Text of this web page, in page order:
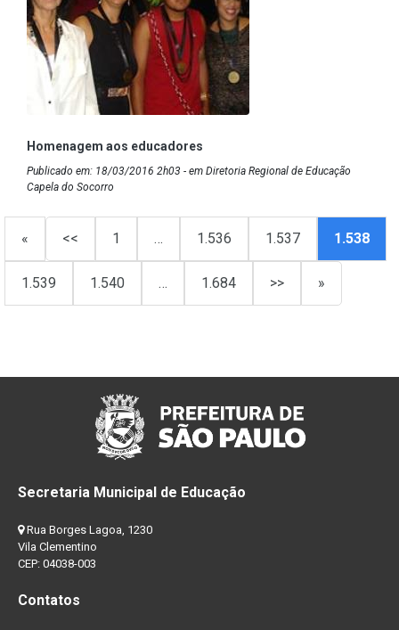
Homenagem aos educadores
Publicado em: 18/03/2016 2h03 - em Diretoria Regional de Educação
Capela do Socorro
« << 1 … 1.536 1.537 1.538
1.539 1.540 … 1.684 >> »
Secretaria Municipal de Educação
Rua Borges Lagoa, 1230
Vila Clementino
CEP: 04038-003
Contatos